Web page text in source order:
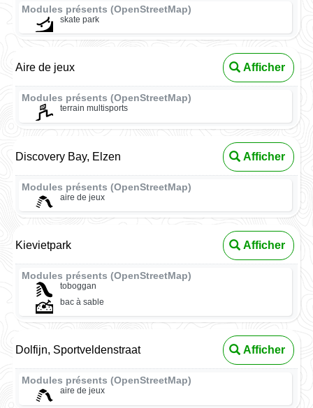
Modules présents (OpenStreetMap)
skate park
Aire de jeux Afficher
Modules présents (OpenStreetMap)
terrain multisports
Discovery Bay, Elzen Afficher
Modules présents (OpenStreetMap)
aire de jeux
Kievietpark Afficher
Modules présents (OpenStreetMap)
toboggan
bac à sable
Dolfijn, Sportveldenstraat Afficher
Modules présents (OpenStreetMap)
aire de jeux